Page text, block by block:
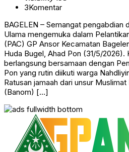
3Komentar
BAGELEN – Semangat pengabdian
Ulama mengemuka dalam
(PAC) GP Ansor Kecamatan
Huda Bugel, Ahad Pon (31/5/2026).
berlangsung bersamaan dengan
Pon yang rutin diikuti warga
Ratusan jamaah dari unsur
(Banom) […]